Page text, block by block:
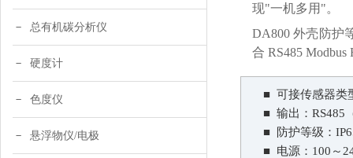
总有机碳分析仪
硬度计
色度仪
悬浮物仪/电极
现"一机多用"。
DA800 外壳防护
合 RS485
■ 可接传感器类
■ 输出：RS485
■ 防护等级：
■ 电源：100～